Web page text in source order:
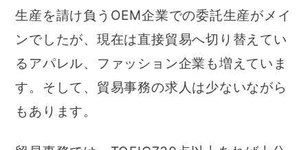
生産を請け負うOEM企業での委託生産がメイ
ンでしたが、現在は直接貿易へ切り替えてい
るアパレル、ファッション企業も増えていま
す。そして、貿易事務の求人は少ないながら
もあります。